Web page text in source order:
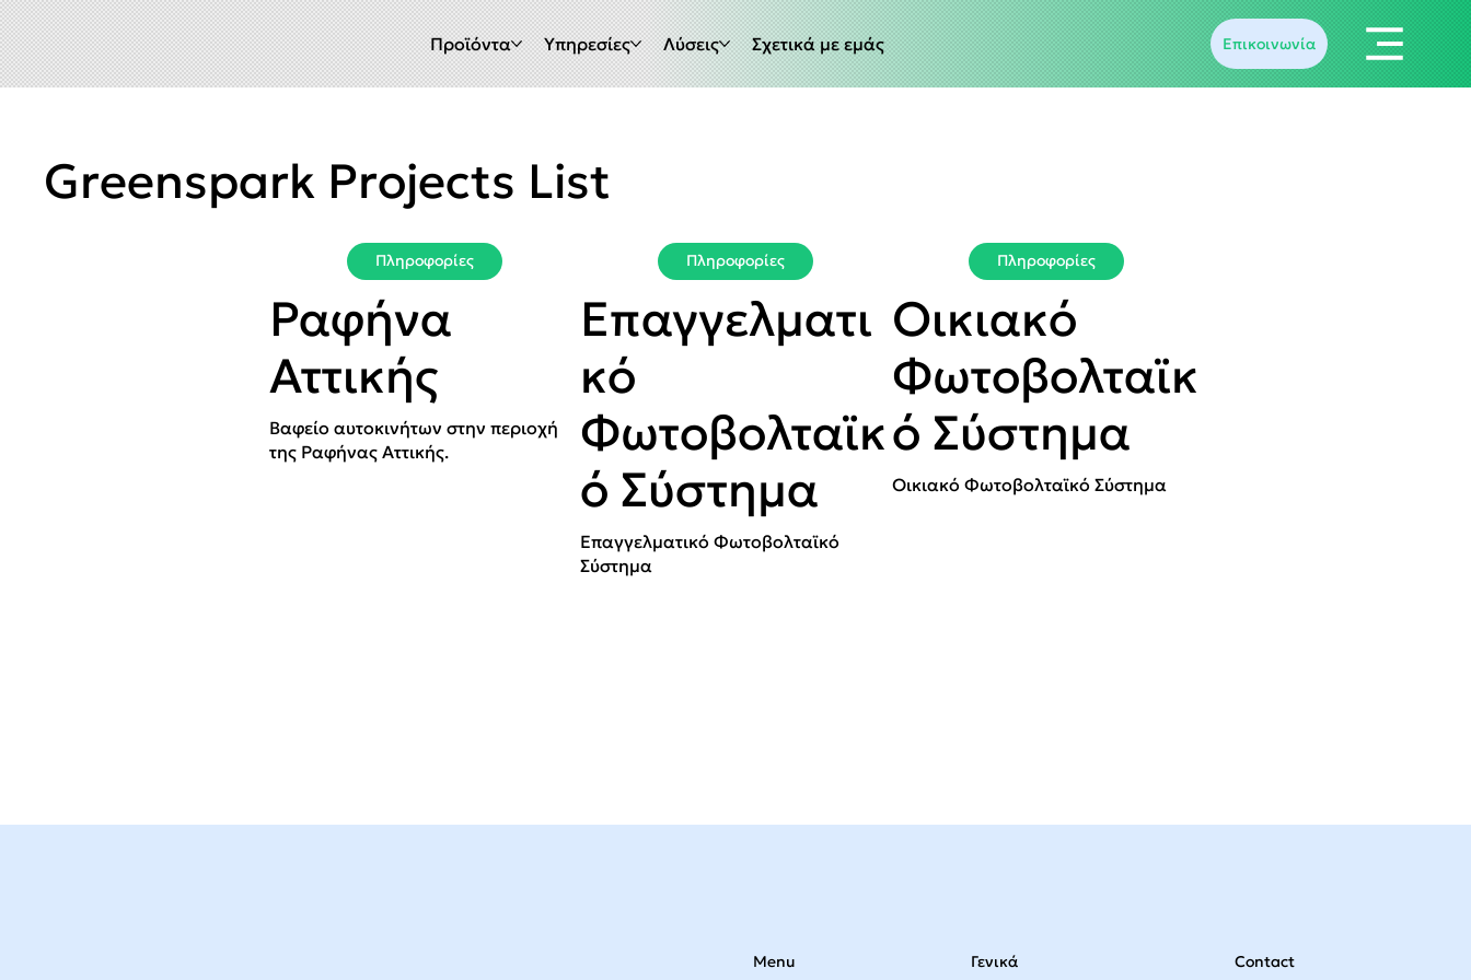
Προϊόντα Υπηρεσίες Λύσεις Σχετικά με εμάς Επικοινωνία
Greenspark Projects List
Πληροφορίες
Ραφήνα
Αττικής
Βαφείο αυτοκινήτων στην περιοχή
της Ραφήνας Αττικής.
Πληροφορίες
Επαγγελματι
κό
Φωτοβολταϊκ
ό Σύστημα
Επαγγελματικό Φωτοβολταϊκό
Σύστημα
Πληροφορίες
Οικιακό
Φωτοβολταϊκ
ό Σύστημα
Οικιακό Φωτοβολταϊκό Σύστημα
Menu Γενικά Contact